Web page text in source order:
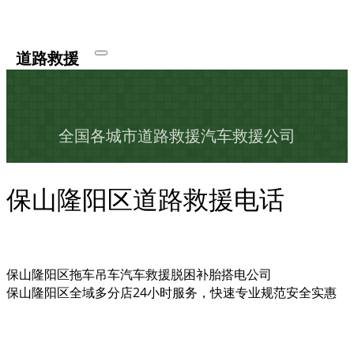
道路救援
全国各城市道路救援汽车救援公司
保山隆阳区道路救援电话
保山隆阳区拖车吊车汽车救援脱困补胎搭电公司
保山隆阳区全域多分店24小时服务，快速专业规范安全实惠